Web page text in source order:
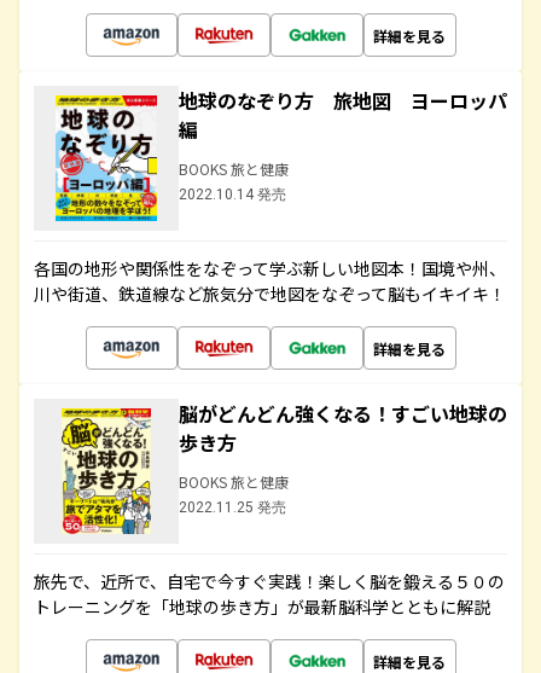
詳細を見る
地球のなぞり方 旅地図 ヨーロッパ
編
BOOKS 旅と健康
2022.10.14 発売
各国の地形や関係性をなぞって学ぶ新しい地図本！国境や州、
川や街道、鉄道線など旅気分で地図をなぞって脳もイキイキ！
詳細を見る
脳がどんどん強くなる！すごい地球の
歩き方
BOOKS 旅と健康
2022.11.25 発売
旅先で、近所で、自宅で今すぐ実践！楽しく脳を鍛える５０の
トレーニングを「地球の歩き方」が最新脳科学とともに解説
詳細を見る